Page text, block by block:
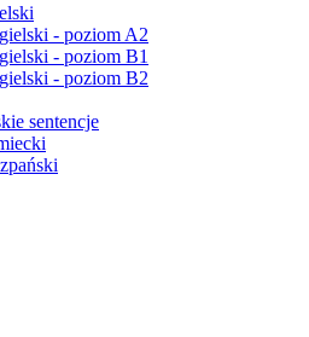
- poziom A2
- poziom B1
- poziom B2
sentencje